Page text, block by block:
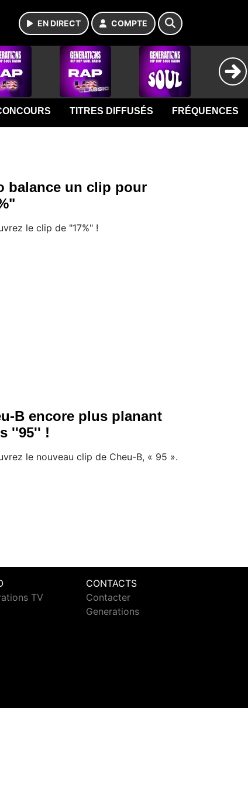
EN DIRECT COMPTE
TITRES DIFFUSÉS FRÉQUENCES
balance un clip pour
le clip de "17%" !
B encore plus planant
''95'' !
le nouveau clip de Cheu-B, « 95 ».
TV
CONTACTS
Contacter
Generations